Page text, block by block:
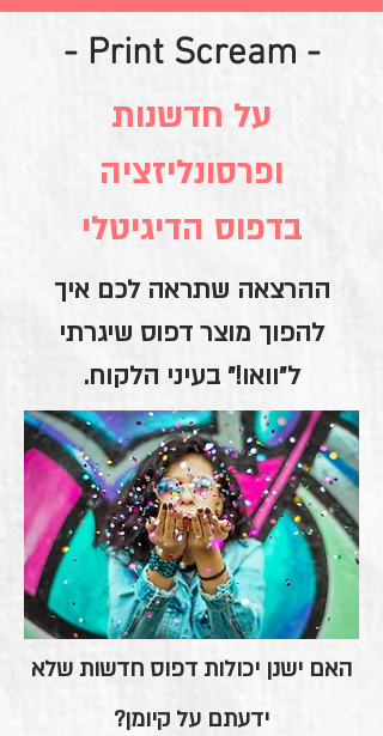
- Print Scream -
על חדשנות
ופרסונליזציה
בדפוס הדיגיטלי
ההרצאה שתראה לכם איך
להפוך מוצר דפוס שיגרתי
ל״וואו!״ בעיני הלקוח.
האם ישנן יכולות דפוס חדשות שלא
ידעתם על קיומן?